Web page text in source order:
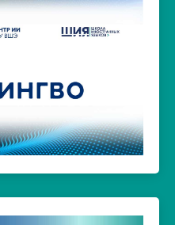
базе технологий
нейросеть
и устные тексты,
искусственного
НИУ ВШЭ.